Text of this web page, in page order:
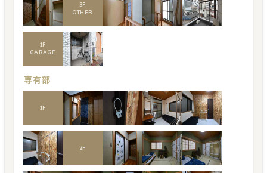
3F
OTHER
1F
GARAGE
専有部
1F
2F